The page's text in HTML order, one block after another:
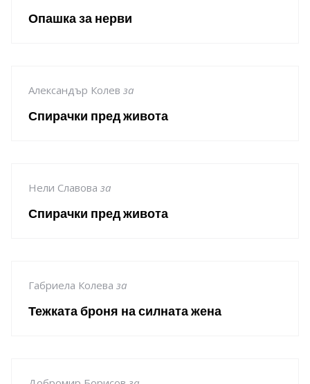
Опашка за нерви
Александър Колев за
Спирачки пред живота
Нели Славова за
Спирачки пред живота
Габриела Колева за
Тежката броня на силната жена